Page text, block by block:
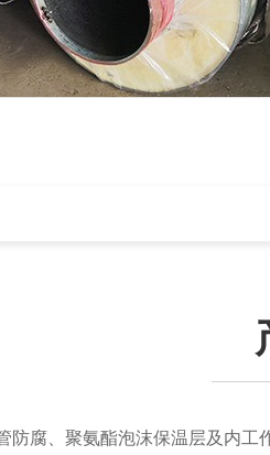
腐、聚氨酯泡沫保温层及内工